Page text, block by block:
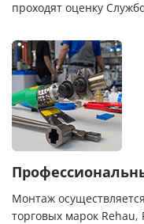
проходят оценку
Монтаж
торговых марок Rehau,